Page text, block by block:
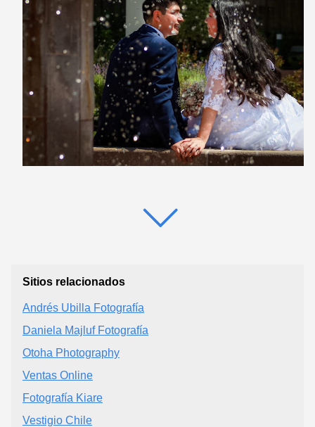
Sitios relacionados
Andrés Ubilla Fotografía
Daniela Majluf Fotografía
Otoha Photography
Ventas Online
Fotografía Kiare
Vestigio Chile